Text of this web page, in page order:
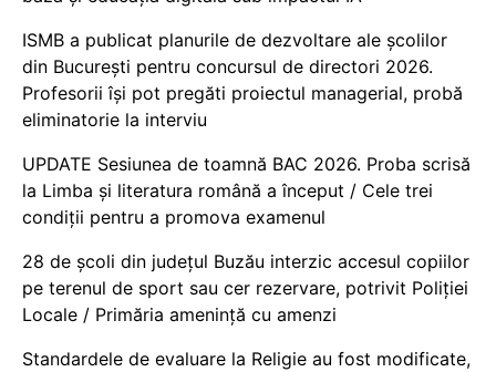
ISMB a publicat planurile de dezvoltare ale școlilor
din București pentru concursul de directori 2026.
Profesorii își pot pregăti proiectul managerial, probă
eliminatorie la interviu
UPDATE Sesiunea de toamnă BAC 2026. Proba scrisă
la Limba și literatura română a început / Cele trei
condiții pentru a promova examenul
28 de școli din județul Buzău interzic accesul copiilor
pe terenul de sport sau cer rezervare, potrivit Poliției
Locale / Primăria amenință cu amenzi
Standardele de evaluare la Religie au fost modificate,